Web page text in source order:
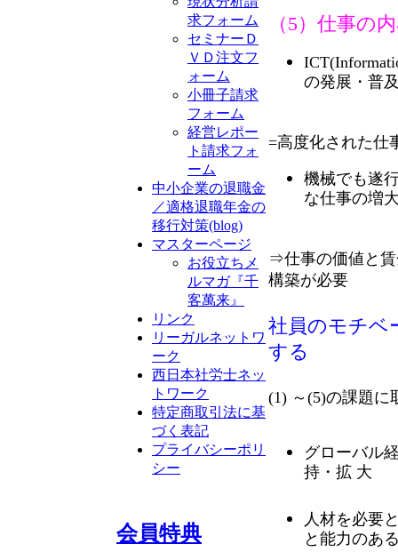
求フォーム
セミナーＤ
ＶＤ注文フ
ォーム
小冊子請求
フォーム
経営レポー
ト請求フォ
ーム
中小企業の退職金
／適格退職年金の
移行対策(blog)
マスターページ
お役立ちメ
ルマガ『千
客萬来』
リンク
リーガルネットワ
ーク
西日本社労士ネッ
トワーク
特定商取引法に基
づく表記
プライバシーポリ
シー
会員特典
（5）仕事の
の発展・普
=高度化された仕
機械でも遂
な仕事の増
⇒仕事の価値と賃
構築が必要
社員のモチベ
する
(1) ～(5)の課題に
グローバル
持・拡 大
人材を必要
と能力のあ